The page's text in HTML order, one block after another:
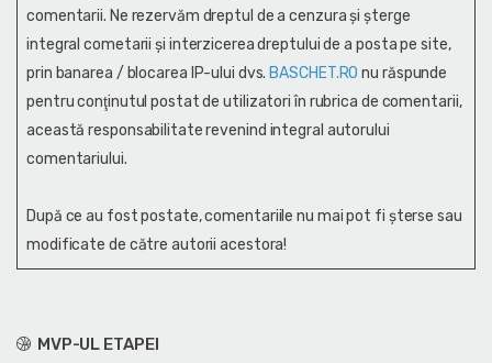
MVP-UL ETAPEI
comentarii. Ne rezervăm dreptul de a cenzura și şterge
integral cometarii și interzicerea dreptului de a posta pe site,
prin banarea / blocarea IP-ului dvs. BASCHET.RO nu răspunde
pentru conţinutul postat de utilizatori în rubrica de comentarii,
această responsabilitate revenind integral autorului
comentariului.
După ce au fost postate, comentariile nu mai pot fi șterse sau
modificate de către autorii acestora!